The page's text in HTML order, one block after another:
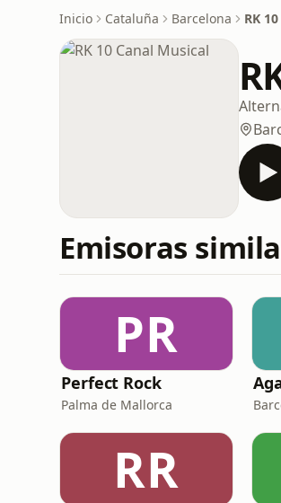
Inicio Cataluña Barcelona RK
Emisoras
PR
Perfect Rock
Palma de Mallorca
RR